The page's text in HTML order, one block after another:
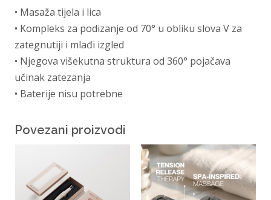
• Masaža tijela i lica
• Kompleks za podizanje od 70° u obliku slova V za
zategnutiji i mlađi izgled
• Njegova višekutna struktura od 360° pojačava
učinak zatezanja
• Baterije nisu potrebne
Povezani proizvodi